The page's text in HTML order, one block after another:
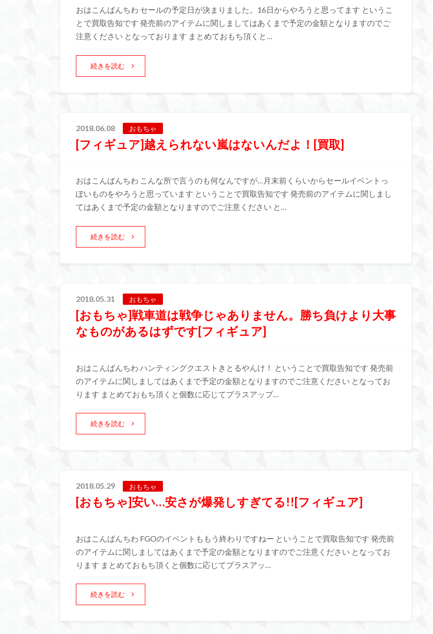
おはこんばんちわ セールの予定日が決まりました。16日からやろうと思ってます というこ
とで買取告知です 発売前のアイテムに関しましてはあくまで予定の金額となりますのでご
注意ください となっております まとめておもち頂くと…
続きを読む
2018.06.08 おもちゃ
[フィギュア]越えられない嵐はないんだよ！[買取]
おはこんばんちわ こんな所で言うのも何なんですが…月末前くらいからセールイベントっ
ぽいものをやろうと思っています ということで買取告知です 発売前のアイテムに関しまし
てはあくまで予定の金額となりますのでご注意ください と…
続きを読む
2018.05.31 おもちゃ
[おもちゃ]戦車道は戦争じゃありません。勝ち負けより大事
なものがあるはずです[フィギュア]
おはこんばんちわ ハンティングクエストきとるやんけ！ ということで買取告知です 発売前
のアイテムに関しましてはあくまで予定の金額となりますのでご注意ください となってお
ります まとめておもち頂くと個数に応じてプラスアップ…
続きを読む
2018.05.29 おもちゃ
[おもちゃ]安い…安さが爆発しすぎてる!![フィギュア]
おはこんばんちわ FGOのイベントももう終わりですねー ということで買取告知です 発売前
のアイテムに関しましてはあくまで予定の金額となりますのでご注意ください となってお
ります まとめておもち頂くと個数に応じてプラスアッ…
続きを読む